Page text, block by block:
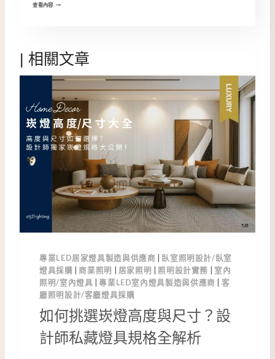
查看內容
| 相關文章
專業LED居家燈具製造與供應商
臥室照明設計/臥室
燈具採購
商業照明 居家照明 照明設計實務
室內
照明/室內燈具 |專業LED室內燈具製造與供應商
客
廳照明設計/客廳燈具採購
如何挑選崁燈高度與尺寸？設
計師私藏燈具規格全解析